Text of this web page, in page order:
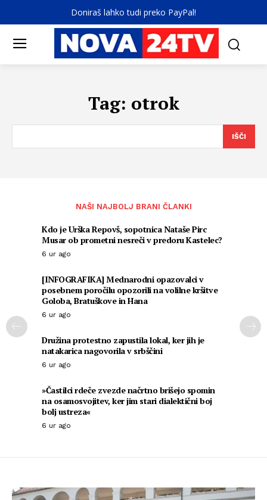
Doniraš lahko tudi preko PayPal!
Tag: otrok
IŠČI
NAŠI NAJBOLJ BRANI ČLANKI
Kdo je Urška Repovš, sopotnica Nataše Pirc
Musar ob prometni nesreči v predoru Kastelec?
6 ur ago
[INFOGRAFIKA] Mednarodni opazovalci v
posebnem poročilu opozorili na volilne kršitve
Goloba, Bratuškove in Hana
6 ur ago
Družina protestno zapustila lokal, ker jih je
natakarica nagovorila v srbščini
6 ur ago
»Častilci rdeče zvezde načrtno brišejo spomin
na osamosvojitev, ker jim stari dialektični boj
bolj ustreza«
6 ur ago